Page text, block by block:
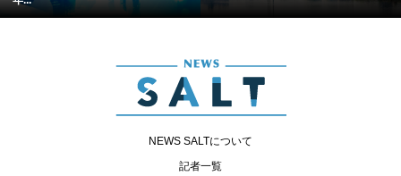
NEWS SALTについて
記者一覧